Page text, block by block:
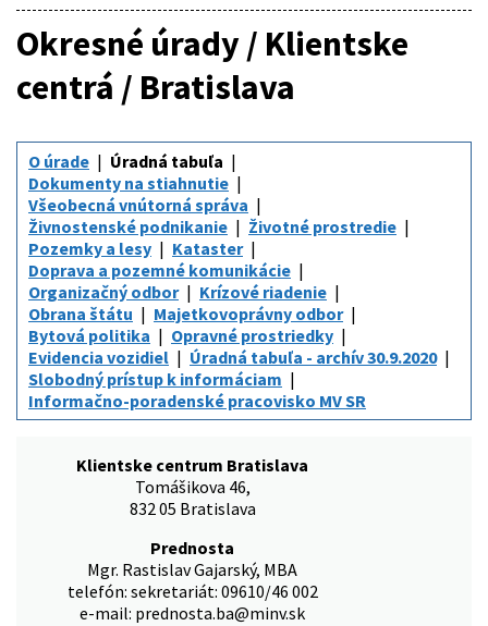
Okresné úrady / Klientske
centrá / Bratislava
O úrade
Úradná tabuľa
Dokumenty na stiahnutie
Všeobecná vnútorná správa
Živnostenské podnikanie
Životné prostredie
Pozemky a lesy
Kataster
Doprava a pozemné komunikácie
Organizačný odbor
Krízové riadenie
Obrana štátu
Majetkovoprávny odbor
Bytová politika
Opravné prostriedky
Evidencia vozidiel
Úradná tabuľa - archív 30.9.2020
Slobodný prístup k informáciam
Informačno-poradenské pracovisko MV SR
Klientske centrum Bratislava
Tomášikova 46,
832 05 Bratislava
Prednosta
Mgr. Rastislav Gajarský, MBA
telefón: sekretariát: 09610/46 002
e-mail: prednosta.ba@minv.sk